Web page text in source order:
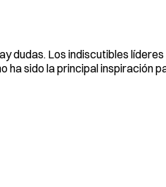
dudas. Los indiscutibles
sido la principal inspiración